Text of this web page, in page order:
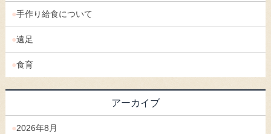
手作り給食について
遠足
食育
アーカイブ
2026年8月